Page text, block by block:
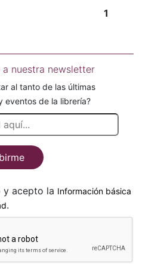
1
a nuestra newsletter
al tanto de las últimas
eventos de la librería?
He leido y acepto la Información básica
.